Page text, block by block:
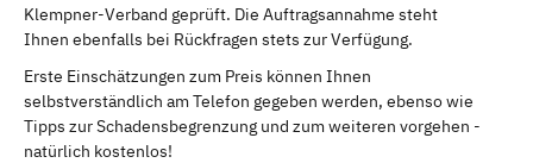
Klempner-Verband geprüft. Die Auftragsannahme steht
Ihnen ebenfalls bei Rückfragen stets zur Verfügung.
Erste Einschätzungen zum Preis können Ihnen
selbstverständlich am Telefon gegeben werden, ebenso wie
Tipps zur Schadensbegrenzung und zum weiteren vorgehen -
natürlich kostenlos!